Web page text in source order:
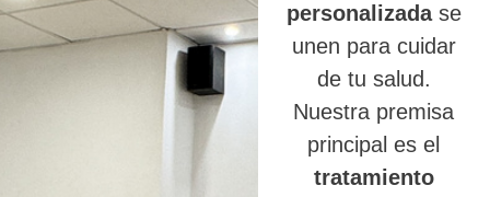
personalizadase
unen para cuidar
de tu salud.
Nuestra premisa
principal es el
tratamiento